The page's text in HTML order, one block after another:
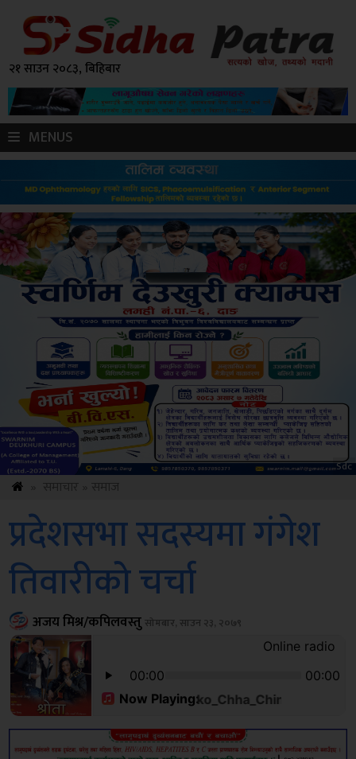
२१ साउन २०८३, बिहिबार
MENUS
Sdc
प्रदेशसभा सदस्यमा गंगेश
तिवारीको चर्चा
अजय मिश्र/कपिलवस्तुसोमबार, साउन २३, २०७९